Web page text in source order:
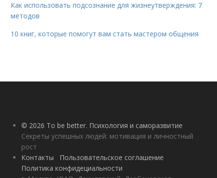
Как использовать подсознание для жизнеутверждения: 7
методов
10 книг, которые помогут вам стать мастером общения
© 2026 To be better. Психология и саморазвитие
Секреты успешных людей: мотивация и личностный
рост
Контакты
Пользовательское соглашение
Политика конфидециальности